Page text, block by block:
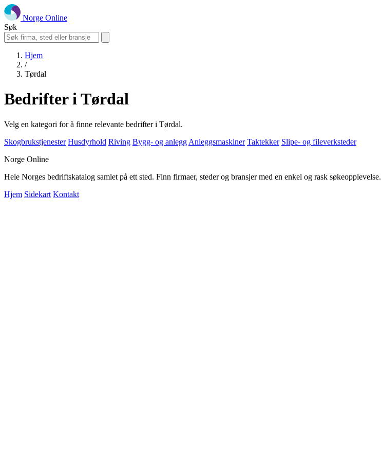
Norge Online
Søk
Hjem
/
Tørdal
Bedrifter i Tørdal
Velg en kategori for å finne relevante bedrifter i Tørdal.
Skogbrukstjenester Husdyrhold Riving Bygg- og anlegg Anleggsmaskiner Taktekker Slipe- og fileverksteder
Norge Online
Hele Norges bedriftskatalog samlet på ett sted. Finn firmaer, steder og bransjer med en enkel og rask søkeopplevelse.
Hjem Sidekart Kontakt